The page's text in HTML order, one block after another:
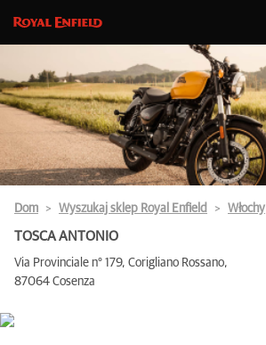
Dom Wyszukaj sklep Royal Enfield Włochy
TOSCA ANTONIO
Via Provinciale n° 179, Corigliano Rossano,
87064 Cosenza